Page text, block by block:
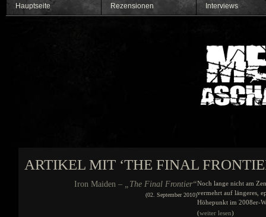
Hauptseite Rezensionen Interviews
ARTIKEL MIT ‘THE FINAL
Iron Maiden – „The Final Frontier“
(02. September 2010)
Noch lange nicht am
vermehrt auf längeres,
Höhepunkt im 2008er-
(weiter lesen)